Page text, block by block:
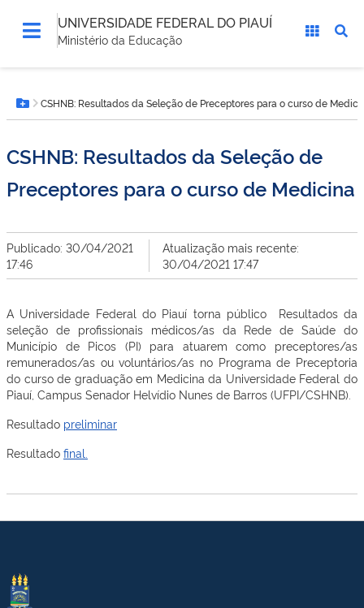
UNIVERSIDADE FEDERAL DO PIAUÍ
Ministério da Educação
está
aqui:Botão Menu
CSHNB: Resultados da Seleção de Preceptores para o curso de
CSHNB: Resultados da Seleção de
Preceptores para o curso de Medicina
Publicado: 30/04/2021
17:46
Atualização mais recente:
30/04/2021 17:47
A Universidade Federal do Piauí torna público Resultados da
seleção de profissionais médicos/as da Rede de Saúde do
Município de Picos (PI) para atuarem como preceptores/as
remunerados/as ou voluntários/as no Programa de Preceptoria
do curso de graduação em Medicina da Universidade Federal do
Piauí, Campus Senador Helvídio Nunes de Barros (UFPI/CSHNB).
Resultado preliminar
Resultado final.